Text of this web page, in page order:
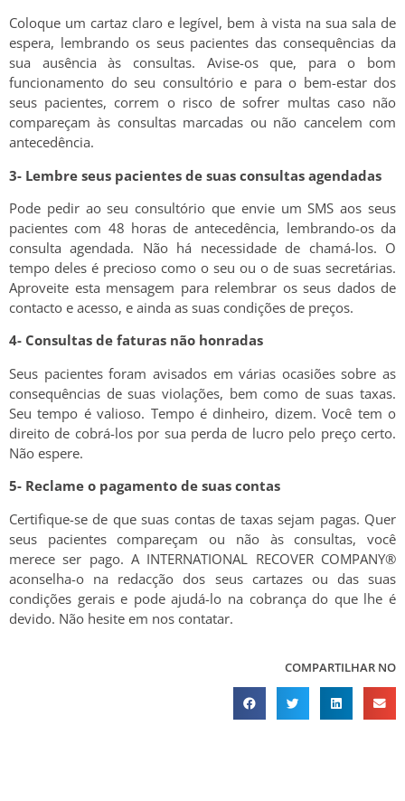
Coloque um cartaz claro e legível, bem à vista na sua sala de
espera, lembrando os seus pacientes das consequências da
sua ausência às consultas. Avise-os que, para o bom
funcionamento do seu consultório e para o bem-estar dos
seus pacientes, correm o risco de sofrer multas caso não
compareçam às consultas marcadas ou não cancelem com
antecedência.
3- Lembre seus pacientes de suas consultas agendadas
Pode pedir ao seu consultório que envie um SMS aos seus
pacientes com 48 horas de antecedência, lembrando-os da
consulta agendada. Não há necessidade de chamá-los. O
tempo deles é precioso como o seu ou o de suas secretárias.
Aproveite esta mensagem para relembrar os seus dados de
contacto e acesso, e ainda as suas condições de preços.
4- Consultas de faturas não honradas
Seus pacientes foram avisados em várias ocasiões sobre as
consequências de suas violações, bem como de suas taxas.
Seu tempo é valioso. Tempo é dinheiro, dizem. Você tem o
direito de cobrá-los por sua perda de lucro pelo preço certo.
Não espere.
5- Reclame o pagamento de suas contas
Certifique-se de que suas contas de taxas sejam pagas. Quer
seus pacientes compareçam ou não às consultas, você
merece ser pago. A INTERNATIONAL RECOVER COMPANY®
aconselha-o na redacção dos seus cartazes ou das suas
condições gerais e pode ajudá-lo na cobrança do que lhe é
devido. Não hesite em nos contatar.
COMPARTILHAR NO